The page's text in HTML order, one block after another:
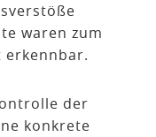
waren zum
der
konkrete